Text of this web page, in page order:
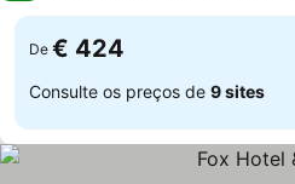
De € 424
Consulte os preços de 9 sites